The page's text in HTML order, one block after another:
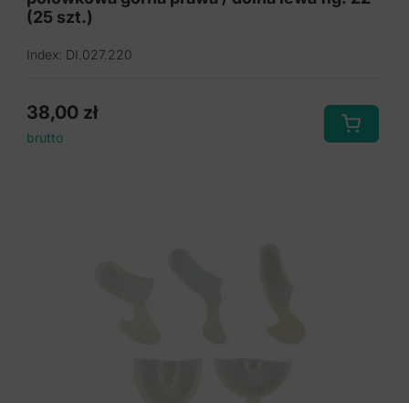
(25 szt.)
Index: DI.027.220
38,00 zł
brutto